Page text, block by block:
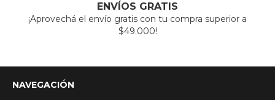
ENVÍOS GRATIS
¡Aprovechá el envío gratis con tu compra superior a
$49.000!
NAVEGACIÓN